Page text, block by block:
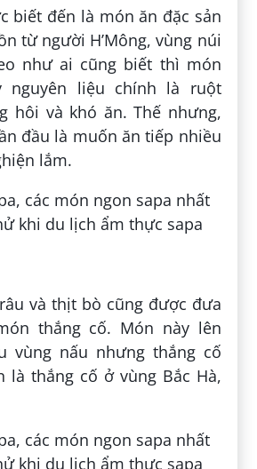
biết đến là món ăn đặc sản
từ người H’Mông, vùng núi
như ai cũng biết thì món
nguyên liệu chính là ruột
hôi và khó ăn. Thế nhưng,
đầu là muốn ăn tiếp nhiều
lắm.
và thịt bò cũng được đưa
thắng cố. Món này lên
vùng nấu nhưng thắng cố
là thắng cố ở vùng Bắc Hà,